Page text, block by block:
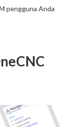
pengguna Anda